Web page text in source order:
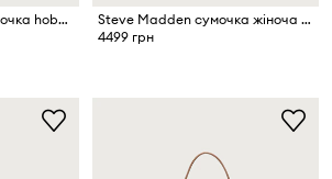
Lola Casademunt сумочка hobo жіноча
Steve Madden сумочка жіноча Blyon-C
4499 грн